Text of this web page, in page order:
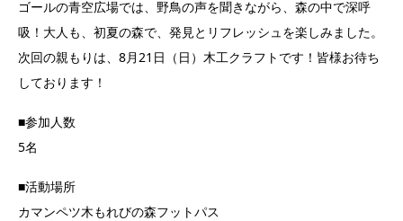
ゴールの青空広場では、野鳥の声を聞きながら、森の中で深呼
吸！大人も、初夏の森で、発見とリフレッシュを楽しみました。
次回の親もりは、8月21日（日）木工クラフトです！皆様お待ち
しております！
■参加人数
5名
■活動場所
カマンペツ木もれびの森フットパス